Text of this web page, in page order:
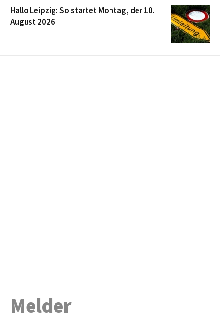
Hallo Leipzig: So startet Montag, der 10.
August 2026
Melder